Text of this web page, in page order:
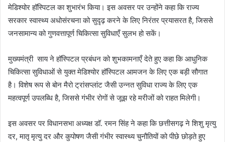
मेडिश्योर हॉस्पिटल का शुभारंभ किया। इस अवसर पर उन्होंने कहा कि राज्य
सरकार स्वास्थ्य अधोसंरचना को सुदृढ़ करने के लिए निरंतर प्रयासरत है, जिससे
जनसामान्य को गुणवत्तापूर्ण चिकित्सा सुविधाएँ सुलभ हो सकें।
मुख्यमंत्री साय ने हॉस्पिटल प्रबंधन को शुभकामनाएँ देते हुए कहा कि आधुनिक
चिकित्सा सुविधाओं से युक्त मेडिश्योर हॉस्पिटल आमजन के लिए एक बड़ी सौगात
है। विशेष रूप से बोन मैरो ट्रांसप्लांट जैसी उन्नत सुविधा राज्य के लिए एक
महत्वपूर्ण उपलब्धि है, जिससे गंभीर रोगों से जूझ रहे मरीजों को राहत मिलेगी।
इस अवसर पर विधानसभा अध्यक्ष डॉ. रमन सिंह ने कहा कि छत्तीसगढ़ ने शिशु मृत्यु
दर, मातृ मृत्यु दर और कुपोषण जैसी गंभीर स्वास्थ्य चुनौतियों को पीछे छोड़ते हुए